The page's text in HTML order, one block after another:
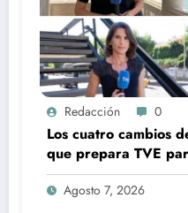
Redacción 0
Los cuatro cambios
que prepara TVE
temporada
Agosto 7, 2026